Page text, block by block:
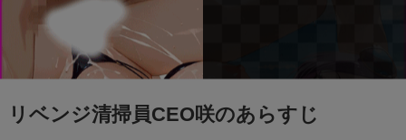
リベンジ清掃員CEO咲のあらすじ